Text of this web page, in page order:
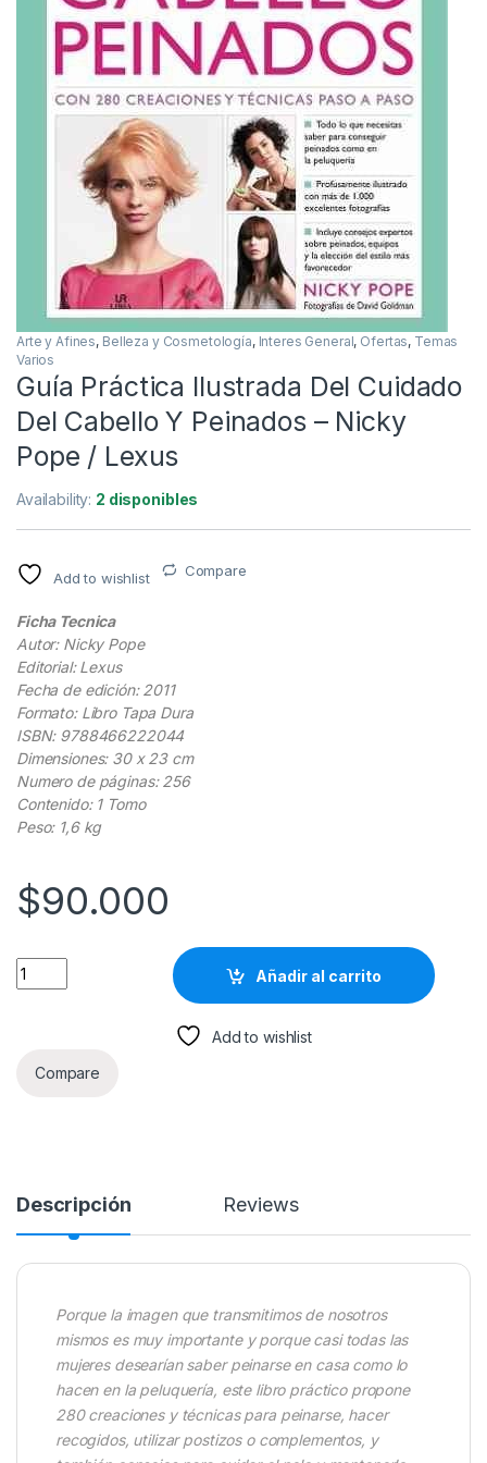
Arte y Afines, Belleza y Cosmetología, Interes General, Ofertas, Temas
Varios
Guía Práctica Ilustrada Del Cuidado
Del Cabello Y Peinados – Nicky
Pope / Lexus
Availability: 2 disponibles
Add to wishlist Compare
Ficha Tecnica
Autor: Nicky Pope
Editorial: Lexus
Fecha de edición: 2011
Formato: Libro Tapa Dura
ISBN: 9788466222044
Dimensiones: 30 x 23 cm
Numero de páginas: 256
Contenido: 1 Tomo
Peso: 1,6 kg
$90.000
Guía Práctica Ilustrada Del Cuidado Del Cabello Y Peinados
Añadir al carrito
Add to wishlist
Compare
Descripción Reviews
Porque la imagen que transmitimos de nosotros
mismos es muy importante y porque casi todas las
mujeres desearían saber peinarse en casa como lo
hacen en la peluquería, este libro práctico propone
280 creaciones y técnicas para peinarse, hacer
recogidos, utilizar postizos o complementos, y